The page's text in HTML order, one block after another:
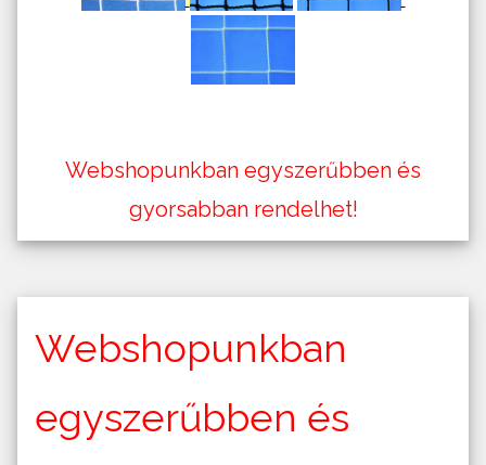
Webshopunkban egyszerűbben és
gyorsabban rendelhet!
Webshopunkban
egyszerűbben és